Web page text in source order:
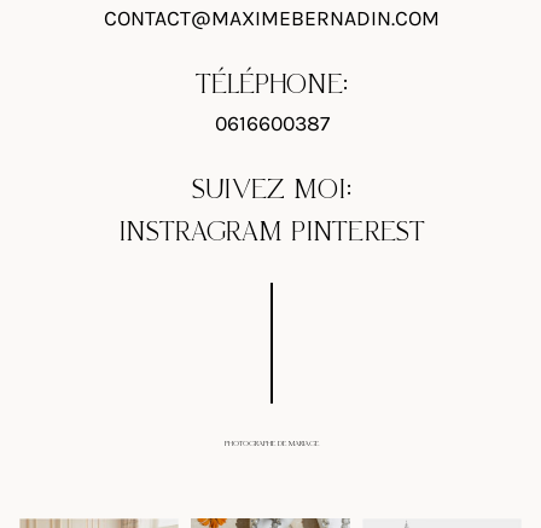
CONTACT@MAXIMEBERNADIN.COM
TÉLÉPHONE:
0616600387
SUIVEZ MOI:
INSTRAGRAM PINTEREST
PHOTOGRAPHE DE MARIAGE